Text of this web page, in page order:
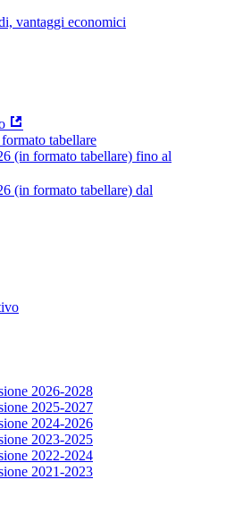
vantaggi economici
tabellare
(in formato tabellare) fino al
(in formato tabellare) dal
2026-2028
2025-2027
2024-2026
2023-2025
2022-2024
2021-2023